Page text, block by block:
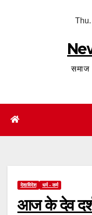
समाज
देश/विदेश धर्म - कर्म
आज के देव